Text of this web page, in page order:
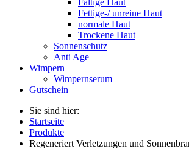
Fettige-/ unreine Haut
normale Haut
Trockene Haut
Sonnenschutz
Anti Age
Wimpern
Wimpernserum
Gutschein
Sie sind hier:
Startseite
Produkte
Regeneriert Verletzungen und